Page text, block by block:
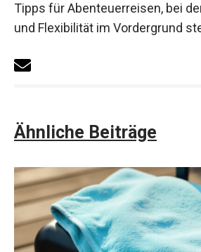
Tipps für Abenteuerreisen, bei
und Flexibilität im Vordergrund
Ähnliche Beiträge